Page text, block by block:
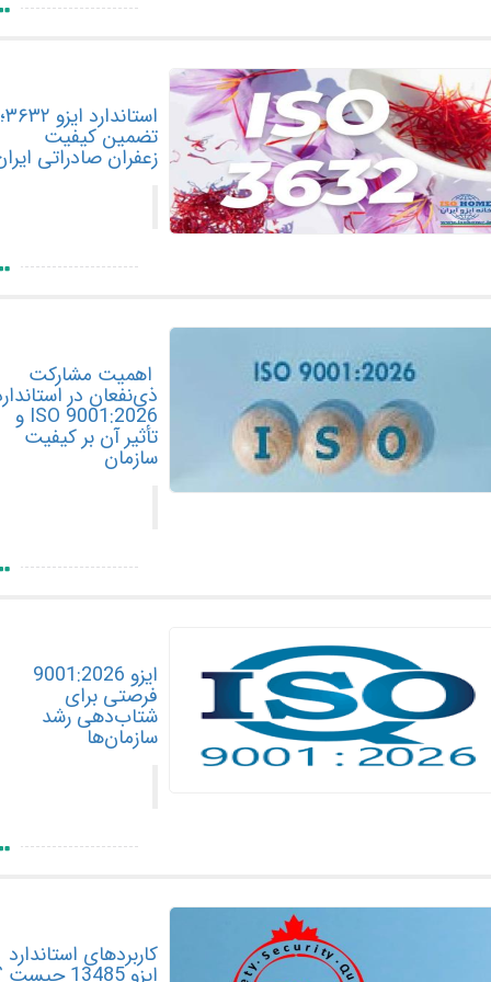
استاندارد ایزو ۳۶۳۲؛
تضمین کیفیت
زعفران صادراتی ایران
اهمیت مشارکت
ذی‌نفعان در استاندارد
ISO 9001:2026 و
تأثیر آن بر کیفیت
سازمان
ایزو 9001:2026
فرصتی برای
شتاب‌دهی رشد
سازمان‌ها
کاربردهای استاندارد
ایزو 13485 چیست ؟